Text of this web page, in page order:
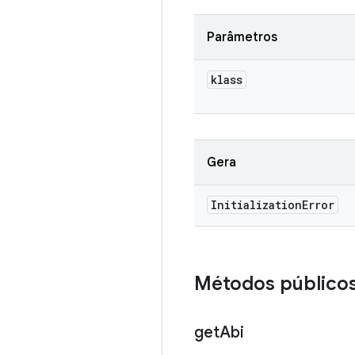
Parâmetros
klass
Gera
InitializationError
Métodos
getAbi